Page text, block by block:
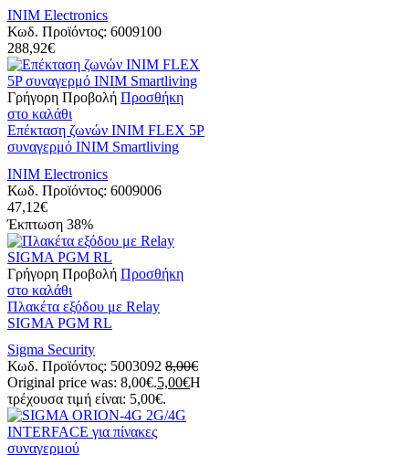
INIM Electronics
Κωδ. Προϊόντος: 6009100
288,92€
Γρήγορη Προβολή Προσθήκη
στο καλάθι
Eπέκταση ζωνών INIM FLEX 5P
συναγερμό INIM Smartliving
INIM Electronics
Κωδ. Προϊόντος: 6009006
47,12€
Έκπτωση 38%
Γρήγορη Προβολή Προσθήκη
στο καλάθι
Πλακέτα εξόδου με Relay
SIGMA PGM RL
Sigma Security
Κωδ. Προϊόντος: 5003092 8,00€
Original price was: 8,00€.5,00€Η
τρέχουσα τιμή είναι: 5,00€.